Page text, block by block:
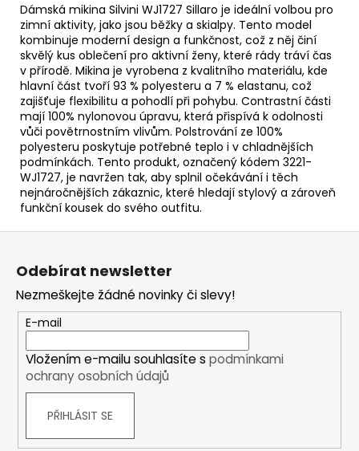
Dámská mikina Silvini WJ1727 Sillaro je ideální volbou pro
zimní aktivity, jako jsou běžky a skialpy. Tento model
kombinuje moderní design a funkčnost, což z něj činí
skvělý kus oblečení pro aktivní ženy, které rády tráví čas
v přírodě. Mikina je vyrobena z kvalitního materiálu, kde
hlavní část tvoří 93 % polyesteru a 7 % elastanu, což
zajišťuje flexibilitu a pohodlí při pohybu. Contrastní části
mají 100% nylonovou úpravu, která přispívá k odolnosti
vůči povětrnostním vlivům. Polstrování ze 100%
polyesteru poskytuje potřebné teplo i v chladnějších
podmínkách. Tento produkt, označený kódem 3221-
WJ1727, je navržen tak, aby splnil očekávání i těch
nejnáročnějších zákaznic, které hledají stylový a zároveň
funkční kousek do svého outfitu.
Z
Odebírat newsletter
Nezmeškejte žádné novinky či slevy!
E-mail
Vložením e-mailu souhlasíte s podmínkami
ochrany osobních údajů
PŘIHLÁSIT SE